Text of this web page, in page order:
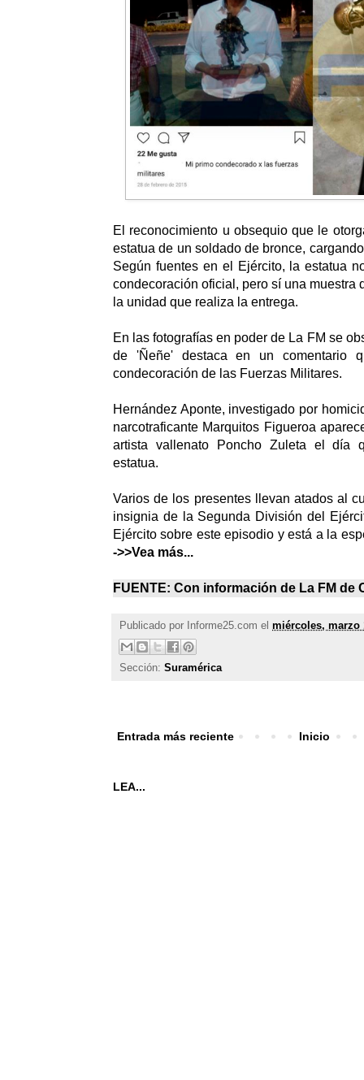
El reconocimiento u obsequio que le
estatua de un soldado de bronce,
Según fuentes en el Ejército, la estatua
condecoración oficial, pero sí una muestra
la unidad que realiza la entrega.
En las fotografías en poder de La FM se
de 'Ñeñe' destaca en un comentario
condecoración de las Fuerzas Militares.
Hernández Aponte, investigado por
narcotraficante Marquitos Figueroa
artista vallenato Poncho Zuleta el día
estatua.
Varios de los presentes llevan atados al
insignia de la Segunda División del
Ejército sobre este episodio y está a la
->>Vea más...
FUENTE: Con información de La FM de
Publicado por Informe25.com el miércoles, marzo
Sección: Suramérica
Entrada más reciente Inicio
LEA...